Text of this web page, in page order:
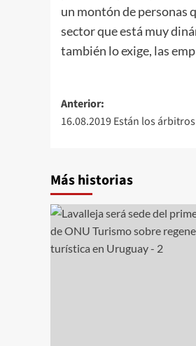
un montón de personas
sector que está muy
también lo exige, las
Navegación
de
Anterior:
16.08.2019 Están los
Más historias